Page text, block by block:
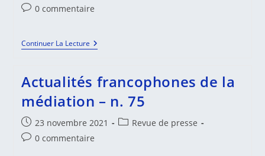
category:
Commentaires
publication :
0 commentaire
Continuer La LectureLa
Médiation
L’injonction
D’avoir
À
Rencontrer
Un
Médiateur.
Actualités francophones de la
médiation – n. 75
Publication
publiée :
23 novembre 2021
PostRevue de presse
Commentaires
0 commentaire